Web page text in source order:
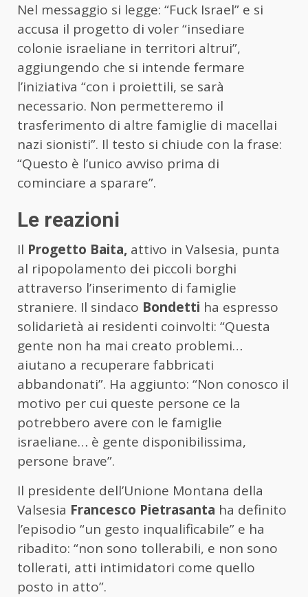
Nel messaggio si legge: “Fuck Israel” e si
accusa il progetto di voler “insediare
colonie israeliane in territori altrui”,
aggiungendo che si intende fermare
l’iniziativa “con i proiettili, se sarà
necessario. Non permetteremo il
trasferimento di altre famiglie di macellai
nazi sionisti”. Il testo si chiude con la frase:
“Questo è l’unico avviso prima di
cominciare a sparare”.
Le reazioni
Il Progetto Baita, attivo in Valsesia, punta
al ripopolamento dei piccoli borghi
attraverso l’inserimento di famiglie
straniere. Il sindaco Bondetti ha espresso
solidarietà ai residenti coinvolti: “Questa
gente non ha mai creato problemi…
aiutano a recuperare fabbricati
abbandonati”. Ha aggiunto: “Non conosco il
motivo per cui queste persone ce la
potrebbero avere con le famiglie
israeliane… è gente disponibilissima,
persone brave”.
Il presidente dell’Unione Montana della
Valsesia Francesco Pietrasanta ha definito
l’episodio “un gesto inqualificabile” e ha
ribadito: “non sono tollerabili, e non sono
tollerati, atti intimidatori come quello
posto in atto”.